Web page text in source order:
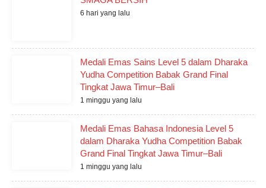
6 hari yang lalu
Medali Emas Sains Level 5 dalam Dharaka
Yudha Competition Babak Grand Final
Tingkat Jawa Timur–Bali
1 minggu yang lalu
Medali Emas Bahasa Indonesia Level 5
dalam Dharaka Yudha Competition Babak
Grand Final Tingkat Jawa Timur–Bali
1 minggu yang lalu